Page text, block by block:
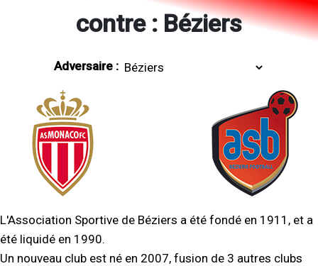
contre : Béziers
Adversaire :
L'Association Sportive de Béziers a été fondé en 1911, et a
été liquidé en 1990.
Un nouveau club est né en 2007, fusion de 3 autres clubs